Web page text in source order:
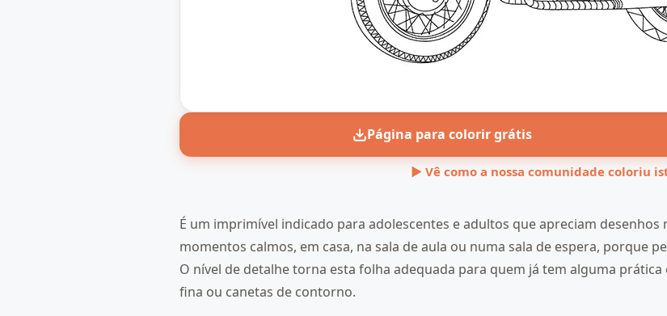
Página para colorir grátis
▶ Vê como a nossa comunidade coloriu
É um imprimível indicado para adolescentes e adultos que apreciam desenhos
momentos calmos, em casa, na sala de aula ou numa sala de espera, porque
O nível de detalhe torna esta folha adequada para quem já tem alguma
fina ou canetas de contorno.